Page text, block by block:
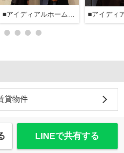
■アイディアルホーム大森本店■
貸物件
LINEで共有する